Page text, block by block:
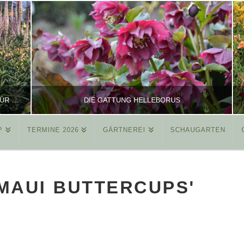
TAGLILIEN NEU ENTDECKT: ROSA & VIOLETT FÜR ROMANTISCHE PFLANZKOMBINATIONEN DIE GATTUNG HELLEBORUS
REINHARD
MÄRZ 26, 2015
TERMINE 2026 GÄRTNEREI SCHAUGARTEN
BUTTERCUPS'